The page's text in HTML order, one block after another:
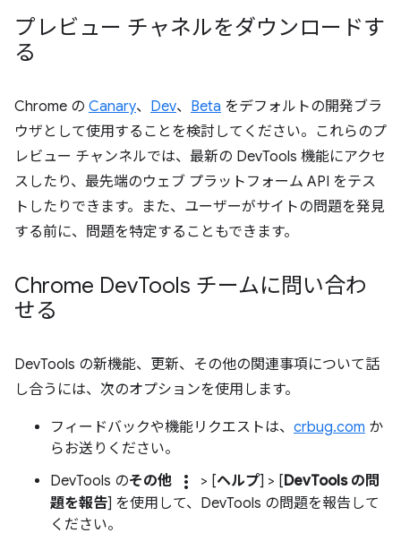
プレビュー チャネルをダウンロードす
る
Chrome の Canary、 Dev、 Beta をデフォルトの開発ブラ
ウザとして使用することを検討してください。これらのプ
レビュー チャンネルでは、最新の DevTools 機能にアクセ
スしたり、最先端のウェブ プラットフォーム API をテス
トしたりできます。また、ユーザーがサイトの問題を発見
する前に、問題を特定することもできます。
Chrome DevTools チームに問い合わ
せる
DevTools の新機能、更新、その他の関連事項について話
し合うには、次のオプションを使用します。
フィードバックや機能リクエストは、 crbug.com か
らお送りください。
DevTools のその他 more_vert > [ヘルプ] > [DevTools の問
題を報告] を使用して、DevTools の問題を報告して
ください。